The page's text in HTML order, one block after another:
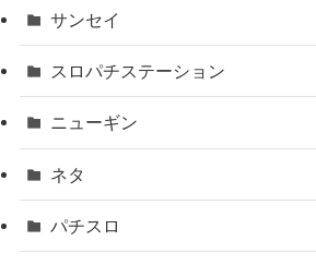
サンセイ
スロパチステーション
ニューギン
ネタ
パチスロ